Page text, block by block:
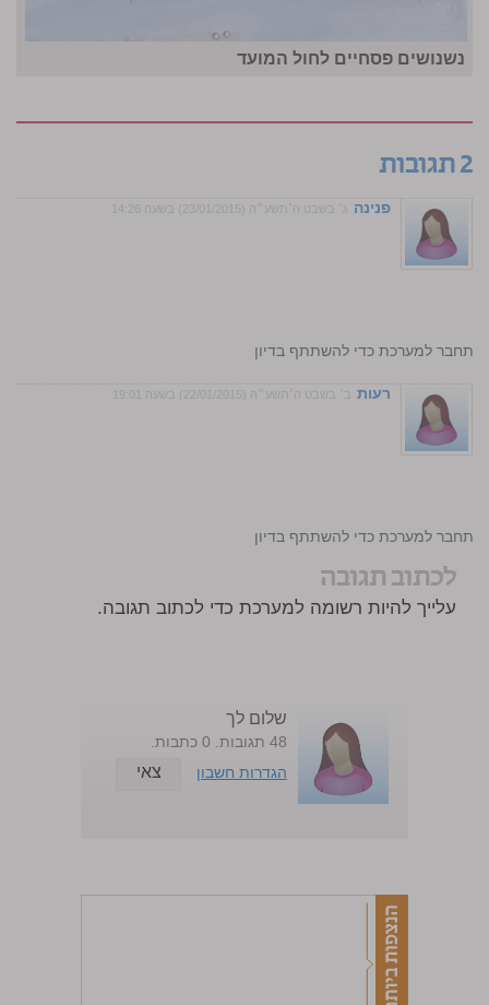
נשנושים פסחיים לחול המועד
2 תגובות
פנינה ג׳ בשבט ה׳תשע״ה (23/01/2015) בשעה 14:26
התחבר למערכת כדי להשתתף בדיון
רעות ב׳ בשבט ה׳תשע״ה (22/01/2015) בשעה 19:01
התחבר למערכת כדי להשתתף בדיון
לכתוב תגובה
עלייך להיות רשומה למערכת כדי לכתוב תגובה.
שלום לך
48 תגובות. 0 כתבות.
הגדרות חשבון
צאי